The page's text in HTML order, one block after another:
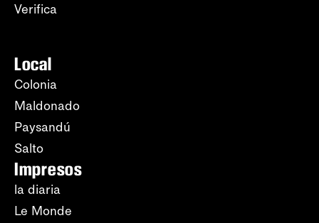
Verifica
Local
Colonia
Maldonado
Paysandú
Salto
Impresos
la diaria
Le Monde